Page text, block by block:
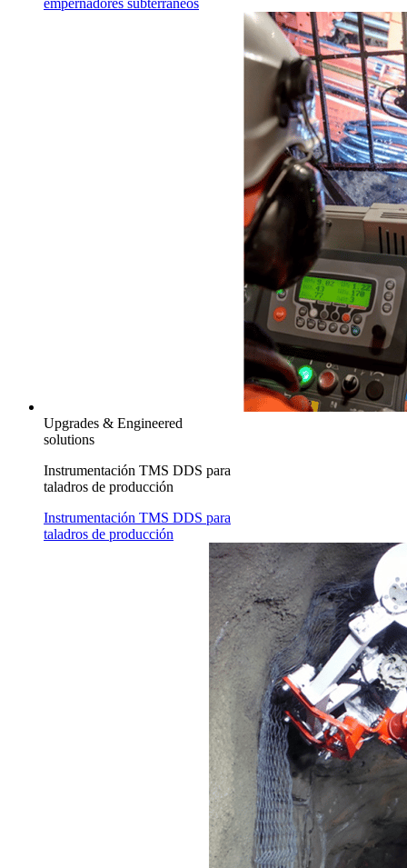
empernadores subterráneos
Upgrades & Engineered
solutions
Instrumentación TMS DDS para
taladros de producción
Instrumentación TMS DDS para
taladros de producción